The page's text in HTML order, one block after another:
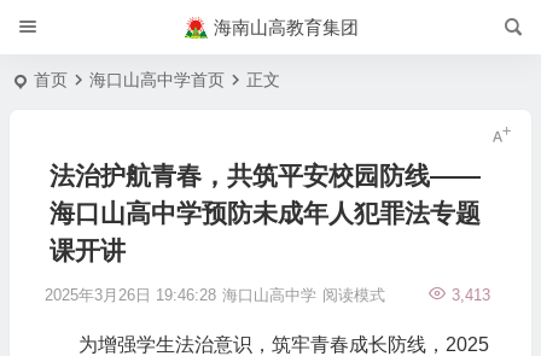
海南山高教育集团
首页 海口山高中学首页 正文
法治护航青春，共筑平安校园防线——
海口山高中学预防未成年人犯罪法专题
课开讲
2025年3月26日 19:46:28 海口山高中学 3,413
阅读模式
为增强学生法治意识，筑牢青春成长防线，2025